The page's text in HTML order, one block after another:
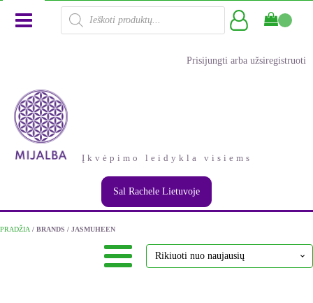
Products
search
Prisijungti arba užsiregistruoti
Įkvėpimo leidykla visiems
Sal Rachele Lietuvoje
PRADŽIA / BRANDS / JASMUHEEN